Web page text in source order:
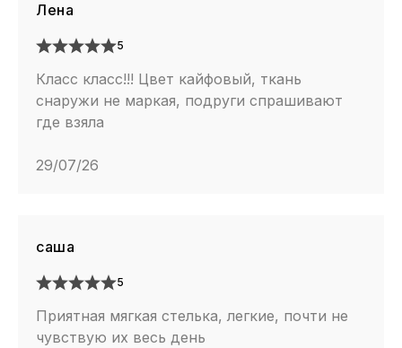
Лена
5
Класс класс!!! Цвет кайфовый, ткань
снаружи не маркая, подруги спрашивают
где взяла
29/07/26
саша
5
Приятная мягкая стелька, легкие, почти не
чувствую их весь день